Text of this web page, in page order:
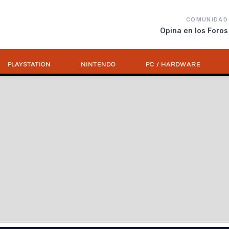
COMUNIDAD
Opina en los Foros
PLAYSTATION NINTENDO PC / HARDWARE